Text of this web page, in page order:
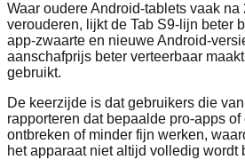
Waar oudere Android‑tablets vaak
verouderen, lijkt de Tab S9‑lijn beter
app‑zwaarte en nieuwe
aanschafprijs beter verteerbaar
gebruikt.
De keerzijde is dat gebruikers die
rapporteren dat bepaalde pro‑apps
ontbreken of minder fijn werken,
het apparaat niet altijd volledig wordt